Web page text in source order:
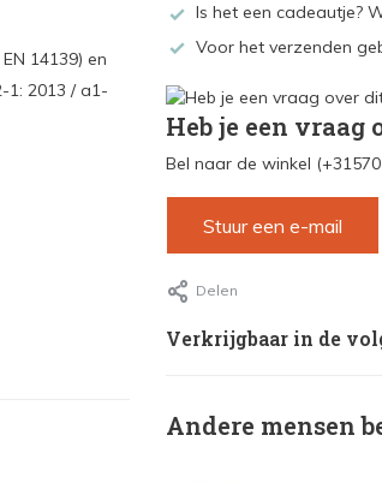
14139) en
1: 2013 / a1-
Is het een cadeautje?
Voor het verzenden
Heb je een vraag
Bel naar de winkel
Stuur een e-mail
Delen
Verkrijgbaar in de
Andere mensen